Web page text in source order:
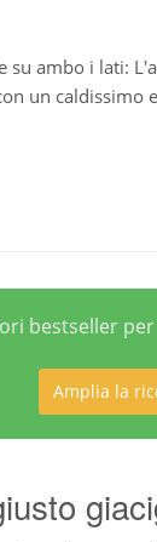
su ambo i lati:
un caldissimo
bestseller
Amplia la